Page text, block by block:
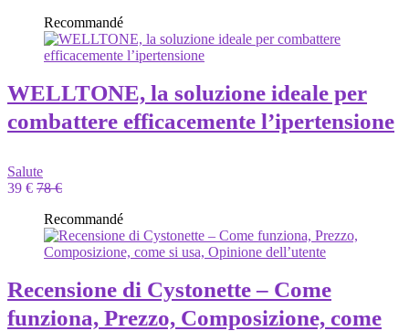
Recommandé
WELLTONE, la soluzione ideale per
combattere efficacemente l’ipertensione
Salute
39 € 78 €
Recommandé
Recensione di Cystonette – Come
funziona, Prezzo, Composizione, come